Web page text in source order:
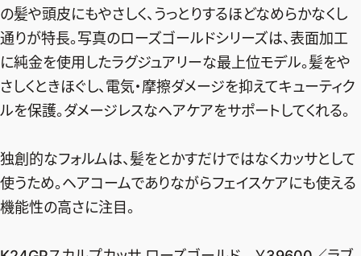
の髪や頭皮にもやさしく、うっとりするほどなめらかなくし
通りが特長。写真のローズゴールドシリーズは、表面加工
に純金を使用したラグジュアリーな最上位モデル。髪をや
さしくときほぐし、電気・摩擦ダメージを抑えてキューティク
ルを保護。ダメージレスなヘアケアをサポートしてくれる。
独創的なフォルムは、髪をとかすだけではなくカッサとして
使うため。ヘアコームでありながらフェイスケアにも使える
機能性の高さに注目。